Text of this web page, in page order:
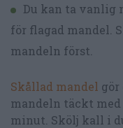
Du kan ta vanlig
för flagad mandel.
mandeln först.
Skållad mandel gör
mandeln täckt
minut. Skölj kall i